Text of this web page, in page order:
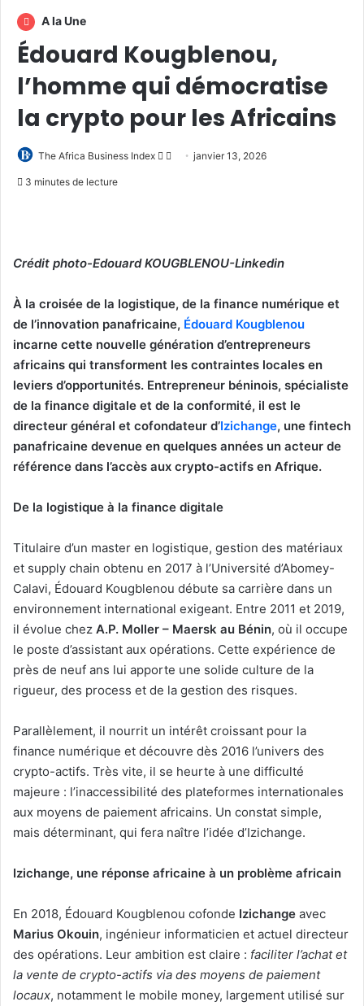
A la Une
Édouard Kougblenou,
l’homme qui démocratise
la crypto pour les Africains
The Africa Business Index
Follow
Envoyerjanvier 13, 2026
3 minutes de lecture
Crédit photo-Edouard KOUGBLENOU-Linkedin
À la croisée de la logistique, de la finance numérique et
de l’innovation panafricaine, Édouard Kougblenou
incarne cette nouvelle génération d’entrepreneurs
africains qui transforment les contraintes locales en
leviers d’opportunités. Entrepreneur béninois, spécialiste
de la finance digitale et de la conformité, il est le
directeur général et cofondateur d’Izichange, une fintech
panafricaine devenue en quelques années un acteur de
référence dans l’accès aux crypto-actifs en Afrique.
De la logistique à la finance digitale
Titulaire d’un master en logistique, gestion des matériaux
et supply chain obtenu en 2017 à l’Université d’Abomey-
Calavi, Édouard Kougblenou débute sa carrière dans un
environnement international exigeant. Entre 2011 et 2019,
il évolue chez A.P. Moller – Maersk au Bénin, où il occupe
le poste d’assistant aux opérations. Cette expérience de
près de neuf ans lui apporte une solide culture de la
rigueur, des process et de la gestion des risques.
Parallèlement, il nourrit un intérêt croissant pour la
finance numérique et découvre dès 2016 l’univers des
crypto-actifs. Très vite, il se heurte à une difficulté
majeure : l’inaccessibilité des plateformes internationales
aux moyens de paiement africains. Un constat simple,
mais déterminant, qui fera naître l’idée d’Izichange.
Izichange, une réponse africaine à un problème africain
En 2018, Édouard Kougblenou cofonde Izichange avec
Marius Okouin, ingénieur informaticien et actuel directeur
des opérations. Leur ambition est claire : faciliter l’achat et
la vente de crypto-actifs via des moyens de paiement
locaux, notamment le mobile money, largement utilisé sur